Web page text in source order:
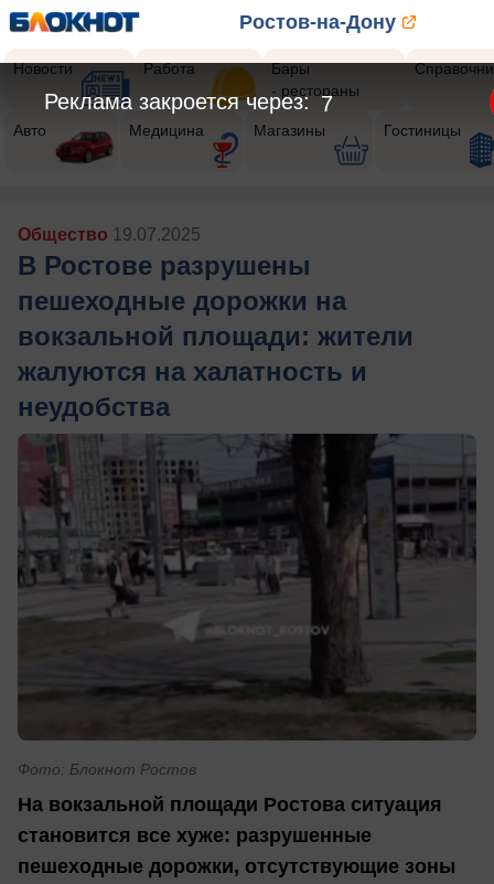
Ростов-на-Дону
Новости Работа
Бары
- рестораны
Авто Медицина Магазины Гостиницы
Общество 19.07.2025
В Ростове разрушены
пешеходные дорожки на
вокзальной площади: жители
жалуются на халатность и
неудобства
Фото: Блокнот Ростов
На вокзальной площади Ростова ситуация
становится все хуже: разрушенные
пешеходные дорожки, отсутствующие зоны
5
Реклама закроется через: